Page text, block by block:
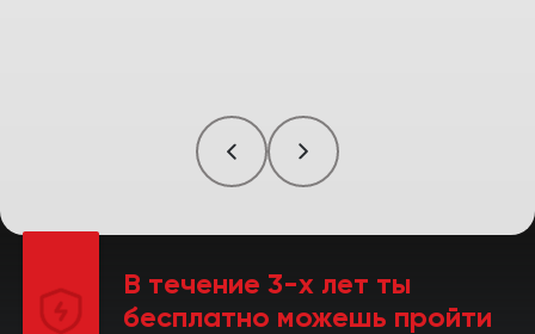
В течение 3-х лет ты
бесплатно можешь пройти